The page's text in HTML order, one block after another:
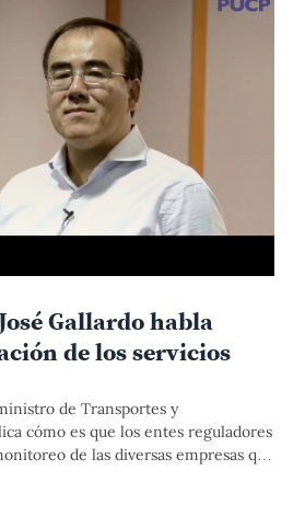
Gallardo habla
de los servicios
de Transportes y
cómo es que los entes reguladores
de las diversas empresas que
de electricidad, agua potable,